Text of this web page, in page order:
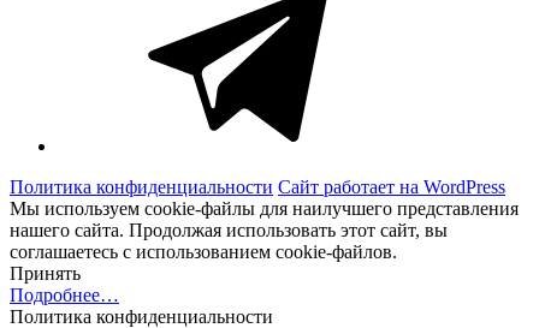
Политика конфиденциальности Сайт работает на WordPress
Мы используем cookie-файлы для наилучшего представления
нашего сайта. Продолжая использовать этот сайт, вы
соглашаетесь с использованием cookie-файлов.
Принять
Подробнее…
Политика конфиденциальности